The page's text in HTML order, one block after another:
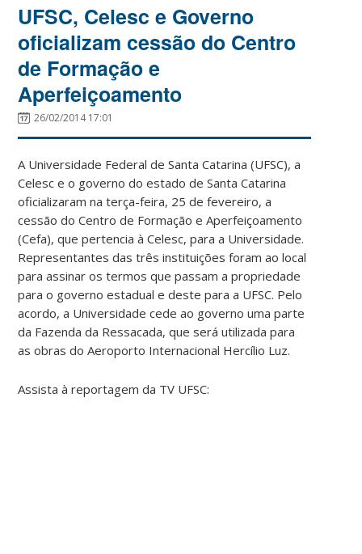
UFSC, Celesc e Governo
oficializam cessão do Centro
de Formação e
Aperfeiçoamento
26/02/2014 17:01
A Universidade Federal de Santa Catarina (UFSC), a
Celesc e o governo do estado de Santa Catarina
oficializaram na terça-feira, 25 de fevereiro, a
cessão do Centro de Formação e Aperfeiçoamento
(Cefa), que pertencia à Celesc, para a Universidade.
Representantes das três instituições foram ao local
para assinar os termos que passam a propriedade
para o governo estadual e deste para a UFSC. Pelo
acordo, a Universidade cede ao governo uma parte
da Fazenda da Ressacada, que será utilizada para
as obras do Aeroporto Internacional Hercílio Luz.
Assista à reportagem da TV UFSC: